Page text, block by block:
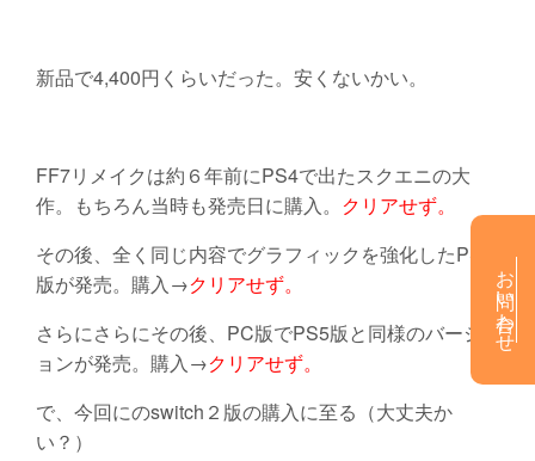
新品で4,400円くらいだった。安くないかい。
FF7リメイクは約６年前にPS4で出たスクエニの大
作。もちろん当時も発売日に購入。 クリアせず。
その後、全く同じ内容でグラフィックを強化したPS5
版が発売。購入→クリアせず。
さらにさらにその後、PC版でPS5版と同様のバージ
ョンが発売。購入→クリアせず。
で、今回にのswitch２版の購入に至る（大丈夫か
い？）
お問い合わせ